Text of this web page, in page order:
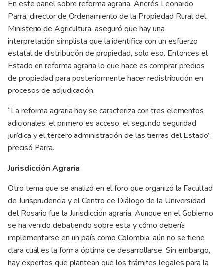
En este panel sobre reforma agraria, Andrés Leonardo
Parra, director de Ordenamiento de la Propiedad Rural del
Ministerio de Agricultura, aseguró que hay una
interpretación simplista que la identifica con un esfuerzo
estatal de distribución de propiedad, solo eso. Entonces el
Estado en reforma agraria lo que hace es comprar predios
de propiedad para posteriormente hacer redistribución en
procesos de adjudicación.
“La reforma agraria hoy se caracteriza con tres elementos
adicionales: el primero es acceso, el segundo seguridad
jurídica y el tercero administración de las tierras del Estado”,
precisó Parra.
Jurisdicción Agraria
Otro tema que se analizó en el foro que organizó la Facultad
de Jurisprudencia y el Centro de Diálogo de la Universidad
del Rosario fue la Jurisdicción agraria. Aunque en el Gobierno
se ha venido debatiendo sobre esta y cómo debería
implementarse en un país como Colombia, aún no se tiene
clara cuál es la forma óptima de desarrollarse. Sin embargo,
hay expertos que plantean que los trámites legales para la